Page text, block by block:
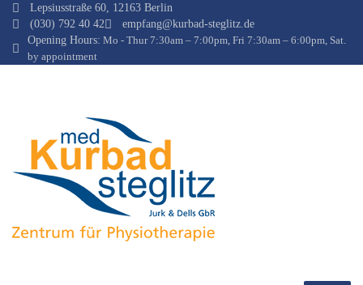
Lepsiusstraße 60, 12163 Berlin
(030) 792 40 42
empfang@kurbad-steglitz.de
Opening Hours: Mo - Thur 7:30am – 7:00pm, Fri 7:30am – 6:00pm, Sat.
by appointment